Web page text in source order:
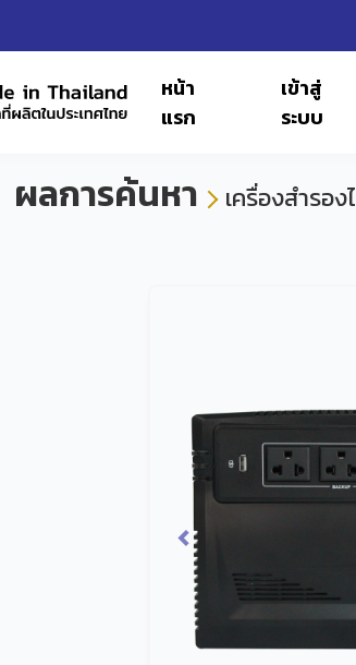
หน้า
แรก
เข้าสู่
ระบบ
ผลการค้นหา เครื่องสำรอ
Previous